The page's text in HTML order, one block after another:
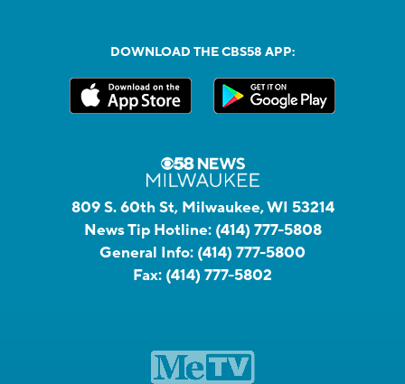
DOWNLOAD THE CBS58 APP:
809 S. 60th St, Milwaukee, WI 53214
News Tip Hotline: (414) 777-5808
General Info: (414) 777-5800
Fax: (414) 777-5802